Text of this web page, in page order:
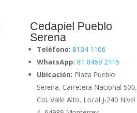
Cedapiel Pueblo
Serena
Teléfono:8104 1106
WhatsApp:81 8469 2115
Ubicación: Plaza Pueblo
Serena, Carretera Nacional 500,
Col. Valle Alto, Local J-240 Nivel